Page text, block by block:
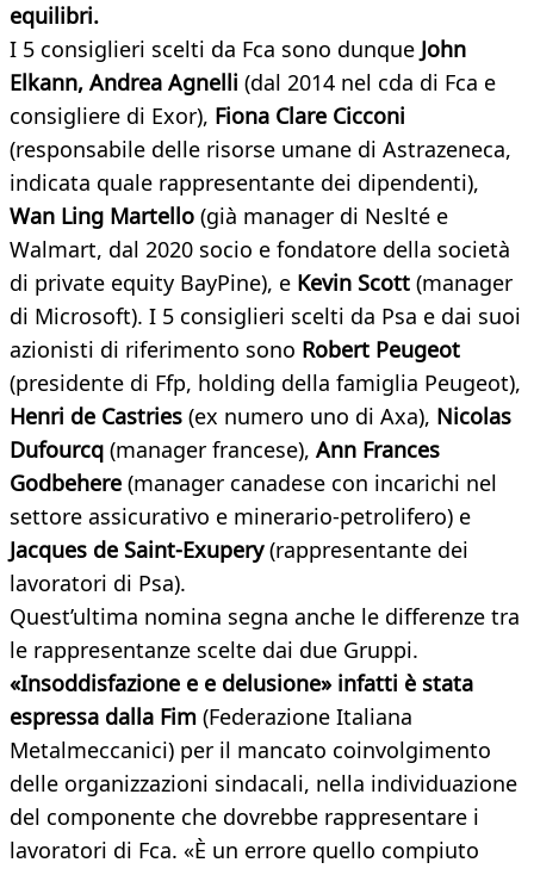
equilibri.
I 5 consiglieri scelti da Fca sono dunque John
Elkann, Andrea Agnelli (dal 2014 nel cda di Fca e
consigliere di Exor), Fiona Clare Cicconi
(responsabile delle risorse umane di Astrazeneca,
indicata quale rappresentante dei dipendenti),
Wan Ling Martello (già manager di Neslté e
Walmart, dal 2020 socio e fondatore della società
di private equity BayPine), e Kevin Scott (manager
di Microsoft). I 5 consiglieri scelti da Psa e dai suoi
azionisti di riferimento sono Robert Peugeot
(presidente di Ffp, holding della famiglia Peugeot),
Henri de Castries (ex numero uno di Axa), Nicolas
Dufourcq (manager francese), Ann Frances
Godbehere (manager canadese con incarichi nel
settore assicurativo e minerario-petrolifero) e
Jacques de Saint-Exupery(rappresentante dei
lavoratori di Psa).
Quest’ultima nomina segna anche le differenze tra
le rappresentanze scelte dai due Gruppi.
«Insoddisfazione e e delusione» infatti è stata
espressa dalla Fim (Federazione Italiana
Metalmeccanici) per il mancato coinvolgimento
delle organizzazioni sindacali, nella individuazione
del componente che dovrebbe rappresentare i
lavoratori di Fca. «È un errore quello compiuto